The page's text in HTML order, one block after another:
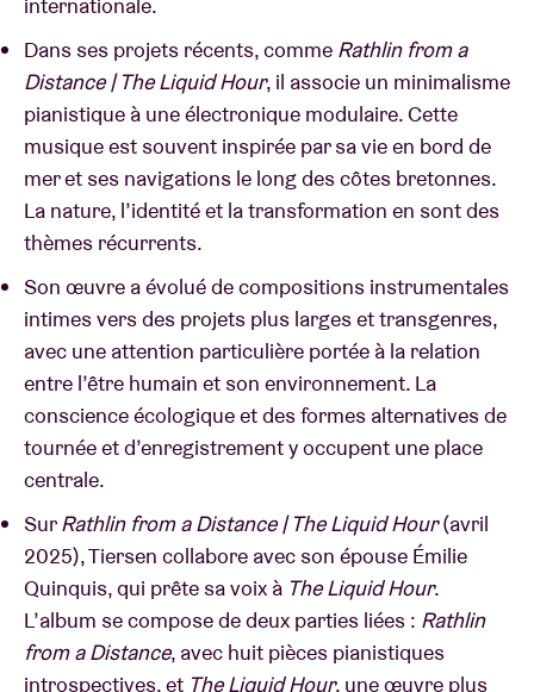
Dans ses projets récents, comme Rathlin from a
Distance | The Liquid Hour, il associe un minimalisme
pianistique à une électronique modulaire. Cette
musique est souvent inspirée par sa vie en bord de
mer et ses navigations le long des côtes bretonnes.
La nature, l’identité et la transformation en sont des
thèmes récurrents.
Son œuvre a évolué de compositions instrumentales
intimes vers des projets plus larges et transgenres,
avec une attention particulière portée à la relation
entre l’être humain et son environnement. La
conscience écologique et des formes alternatives de
tournée et d’enregistrement y occupent une place
centrale.
SurRathlin from a Distance | The Liquid Hour(avril
2025), Tiersen collabore avec son épouse Émilie
Quinquis, qui prête sa voix à The Liquid Hour.
L’album se compose de deux parties liées : Rathlin
from a Distance, avec huit pièces pianistiques
introspectives, et The Liquid Hour, une œuvre plus